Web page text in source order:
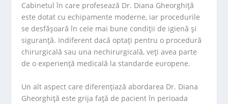
Cabinetul în care profesează Dr. Diana Gheorghiță
este dotat cu echipamente moderne, iar procedurile
se desfășoară în cele mai bune condiții de igienă și
siguranță. Indiferent dacă optați pentru o procedură
chirurgicală sau una nechirurgicală, veți avea parte
de o experiență medicală la standarde europene.
Un alt aspect care diferențiază abordarea Dr. Diana
Gheorghiță este grija față de pacient în perioada